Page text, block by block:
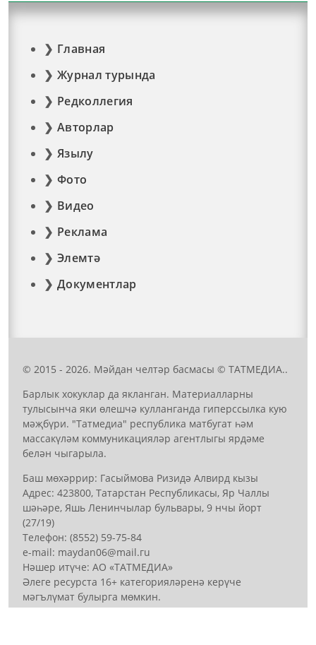
Главная
Журнал турында
Редколлегия
Авторлар
Язылу
Фото
Видео
Реклама
Элемтә
Документлар
© 2015 - 2026. Мәйдан челтәр басмасы © ТАТМЕДИА..
Барлык хокуклар да якланган. Материалларны
тулысынча яки өлешчә кулланганда гиперссылка кую
мәҗбүри. "Татмедиа" республика матбугат һәм
массакүләм коммуникацияләр агентлыгы ярдәме
белән чыгарыла.
Баш мөхәррир: Гасыймова Ризидә Алвирд кызы
Адрес: 423800, Татарстан Республикасы, Яр Чаллы
шәһәре, Яшь Ленинчылар бульвары, 9 нчы йорт
(27/19)
Телефон: (8552) 59-75-84
е-mail: mауdаn06@mail.гu
Нәшер итүче: АО «ТАТМЕДИА»
Әлеге ресурста 16+ категорияләренә керүче
мәгълүмат булырга мөмкин.